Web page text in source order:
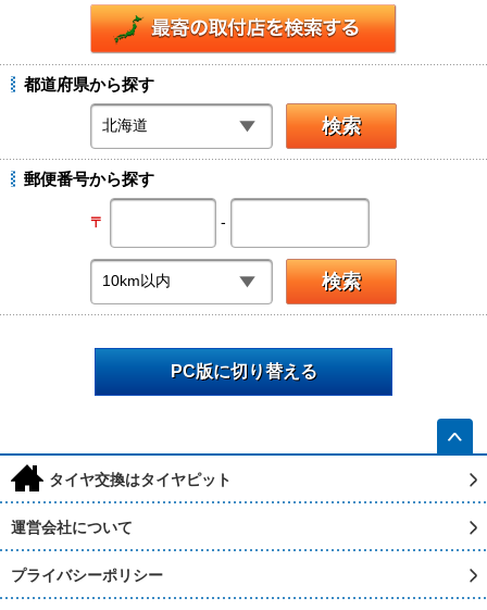
都道府県から探す
郵便番号から探す
〒 -
PC版に切り替える
h タイヤ交換はタイヤピット
運営会社について
プライバシーポリシー